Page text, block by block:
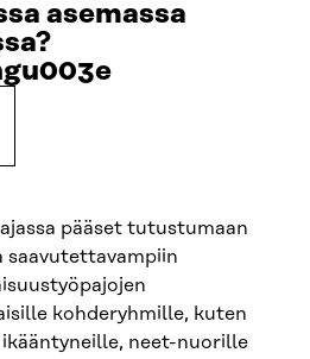
asemassa
pääset tutustumaan
saavutettavampiin
kohderyhmille, kuten
neet-nuorille